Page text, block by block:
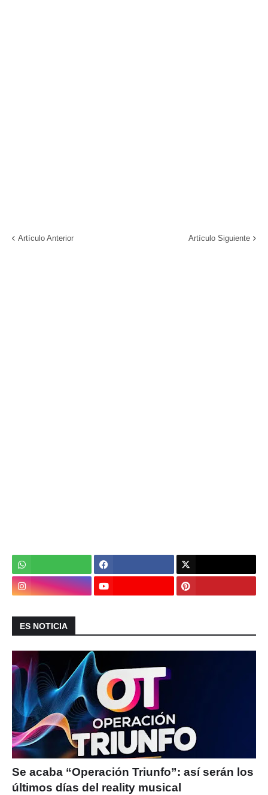
Artículo Anterior Artículo Siguiente
ES NOTICIA
Se acaba “Operación Triunfo”: así serán los
últimos días del reality musical